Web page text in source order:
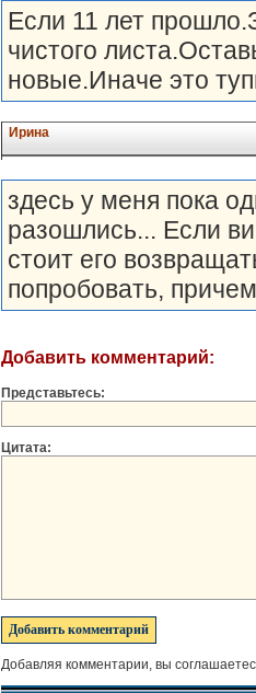
Если 11 лет
чистого
новые.Иначе это
Ирина
здесь у меня пока
разошлись... Если
стоит его
попробовать,
Добавить комментарий:
Представьтесь:
Цитата:
Добавляя комментарии, вы